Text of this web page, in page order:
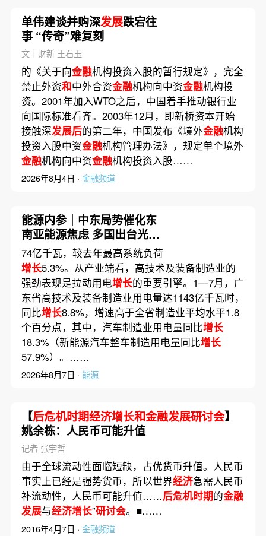
单伟建谈并购深发展跌宕往
事 “传奇”难复刻
文｜财新 王石玉
的《关于向金融机构投资入股的暂行规定》，完全
禁止外资和中外合资金融机构向中资金融机构投
资。2001年加入WTO之后，中国着手推动银行业
向国际标准看齐。2003年12月，即新桥资本开始
接触深发展后的第二年，中国发布《境外金融机构
投资入股中资金融机构管理办法》，规定单个境外
金融机构向中资金融机构投资入股……
2026年8月4日 · 金融频道
能源内参｜中东局势催化东
南亚能源焦虑 多国出台光伏
新政加速转型；伊朗称与阿
曼接近达成协议 海峡现有两
条航道将关闭
74亿千瓦，较去年最高系统负荷
增长5.3%。从产业端看，高技术及装备制造业的
强劲表现是拉动用电增长的重要引擎。1—7月，广
东省高技术及装备制造业用电量达1143亿千瓦时，
同比增长8.8%，增速高于全省制造业平均水平1.8
个百分点，其中，汽车制造业用电量同比增长
18.3%（新能源汽车整车制造用电量同比增长
57.9%）。……
2026年8月7日 · 能源
【后危机时期经济增长和金融发展研讨会】
姚余栋：人民币可能升值
记者 张宇哲
由于全球流动性面临短缺，占优货币升值。人民币
事实上已经是强势货币，所以世界经济急需人民币
补流动性，人民币可能升值……后危机时期的金融
发展与经济增长”研讨会。■……
2016年4月7日 · 金融频道